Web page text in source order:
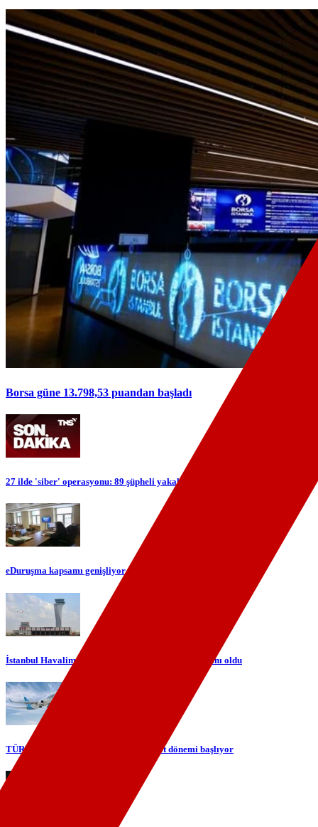
Borsa güne 13.798,53 puandan başladı
27 ilde 'siber' operasyonu: 89 şüpheli yakalandı
eDuruşma kapsamı genişliyor
İstanbul Havalimanı Avrupa'nın en yoğun havalimanı oldu
TÜRKSAT ile gökyüzünde yerli internet dönemi başlıyor